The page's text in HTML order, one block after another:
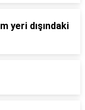
yeri dışındaki